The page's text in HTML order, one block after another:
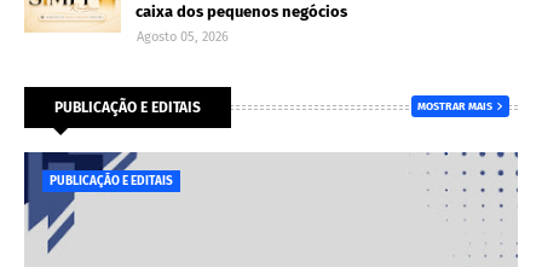
caixa dos pequenos negócios
Agosto 05, 2026
PUBLICAÇÃO E EDITAIS MOSTRAR MAIS
PUBLICAÇÃO E EDITAIS